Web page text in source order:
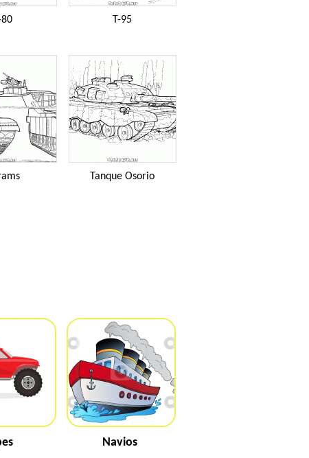
80 T-95
Tanque Osorio
Navios